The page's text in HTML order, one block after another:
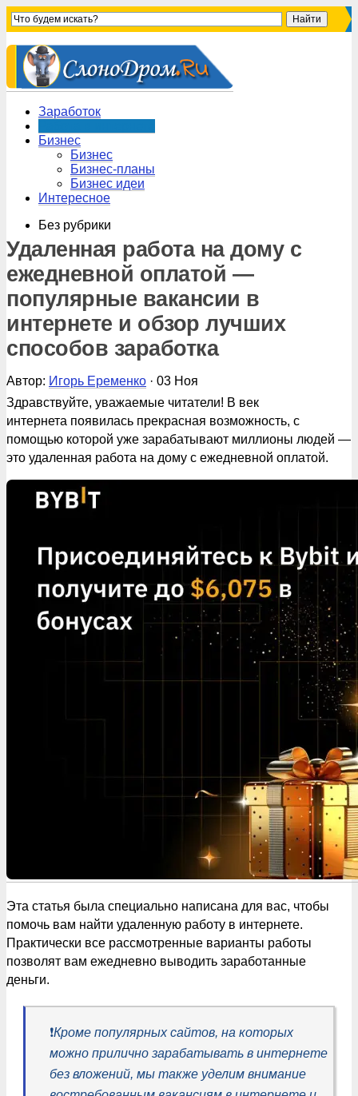
Заработок
Бизнес
Бизнес
Бизнес-планы
Бизнес идеи
Интересное
Без рубрики
Удаленная работа на дому с
ежедневной оплатой —
популярные вакансии в
интернете и обзор лучших
способов заработка
Автор: Игорь Еременко · 03 Ноя
Здравствуйте, уважаемые читатели! В век
интернета появилась прекрасная возможность, с
помощью которой уже зарабатывают миллионы людей —
это удаленная работа на дому с ежедневной оплатой.
Эта статья была специально написана для вас, чтобы
помочь вам найти удаленную работу в интернете.
Практически все рассмотренные варианты работы
позволят вам ежедневно выводить заработанные
деньги.
❗️Кроме популярных сайтов, на которых
можно прилично зарабатывать в интернете
без вложений, мы также уделим внимание